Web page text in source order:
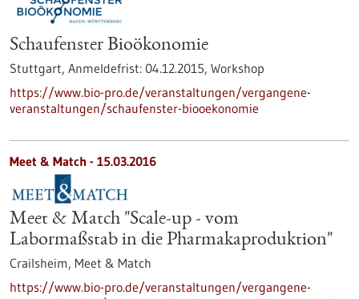
Schaufenster Bioökonomie
Stuttgart, Anmeldefrist: 04.12.2015, Workshop
https://www.bio-pro.de/veranstaltungen/vergangene-
veranstaltungen/schaufenster-biooekonomie
Meet & Match - 15.03.2016
Meet & Match "Scale-up - vom
Labormaßstab in die Pharmakaproduktion"
Crailsheim, Meet & Match
https://www.bio-pro.de/veranstaltungen/vergangene-